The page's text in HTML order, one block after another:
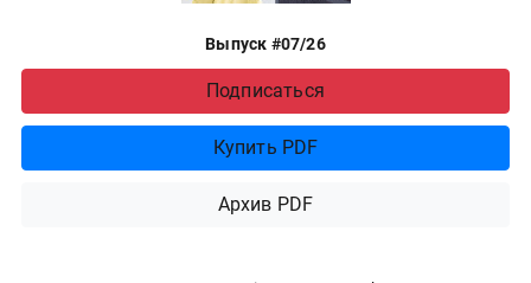
Выпуск #07/26
Подписаться
Купить PDF
Архив PDF